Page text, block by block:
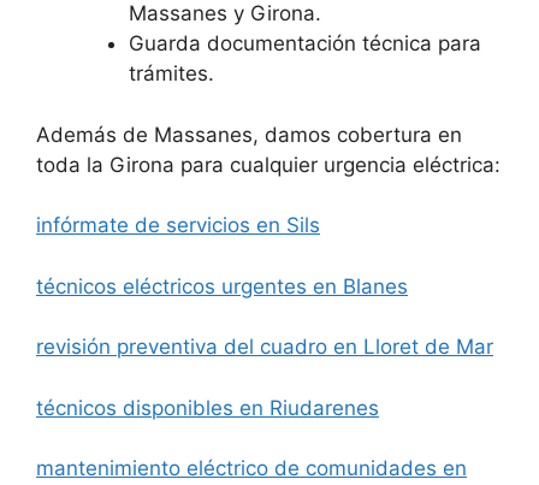
Massanes y Girona.
Guarda documentación técnica para
trámites.
Además de Massanes, damos cobertura en
toda la Girona para cualquier urgencia eléctrica:
infórmate de servicios en Sils
técnicos eléctricos urgentes en Blanes
revisión preventiva del cuadro en Lloret de Mar
técnicos disponibles en Riudarenes
mantenimiento eléctrico de comunidades en